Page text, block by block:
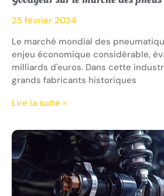
25 février 2024
Le marché mondial des
enjeu économique considérable,
milliards d'euros. Dans cette
grands fabricants historiques
Lire la suite »